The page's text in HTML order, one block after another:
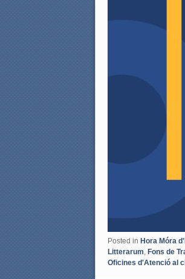
Posted in Hora Móra
Litterarum, Fons de
Oficines d'Atenció al